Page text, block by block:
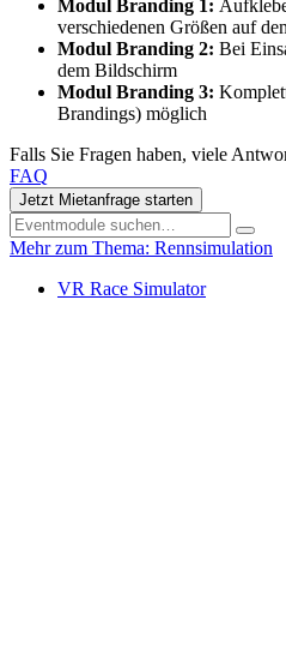
Modul Branding 1:
verschiedenen Größen auf
Modul Branding 2: Bei
dem Bildschirm
Modul Branding 3:
Brandings) möglich
Falls Sie Fragen haben, viele
FAQ
Jetzt Mietanfrage starten
Mehr zum Thema: Rennsimulation
VR Race Simulator